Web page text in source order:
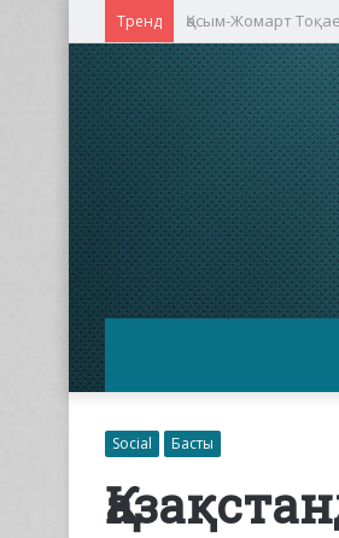
Тренд Қасым-Жомарт
Social Басты